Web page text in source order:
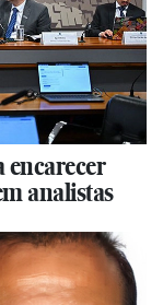
encarecer
analistas